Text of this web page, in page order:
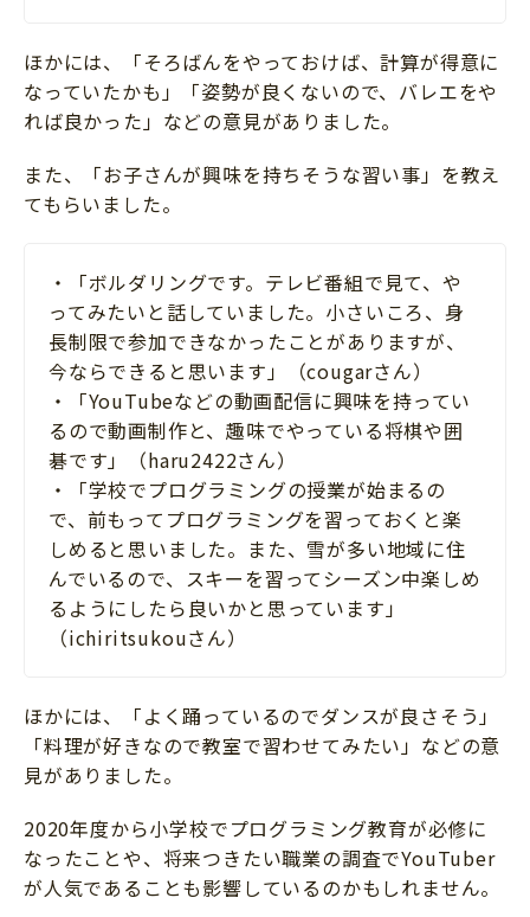
ほかには、「そろばんをやっておけば、計算が得意に
なっていたかも」「姿勢が良くないので、バレエをや
れば良かった」などの意見がありました。
また、「お子さんが興味を持ちそうな習い事」を教え
てもらいました。
・「ボルダリングです。テレビ番組で見て、や
ってみたいと話していました。小さいころ、身
長制限で参加できなかったことがありますが、
今ならできると思います」（cougarさん）
・「YouTubeなどの動画配信に興味を持ってい
るので動画制作と、趣味でやっている将棋や囲
碁です」（haru2422さん）
・「学校でプログラミングの授業が始まるの
で、前もってプログラミングを習っておくと楽
しめると思いました。また、雪が多い地域に住
んでいるので、スキーを習ってシーズン中楽しめ
るようにしたら良いかと思っています」
（ichiritsukouさん）
ほかには、「よく踊っているのでダンスが良さそう」
「料理が好きなので教室で習わせてみたい」などの意
見がありました。
2020年度から小学校でプログラミング教育が必修に
なったことや、将来つきたい職業の調査でYouTuber
が人気であることも影響しているのかもしれません。